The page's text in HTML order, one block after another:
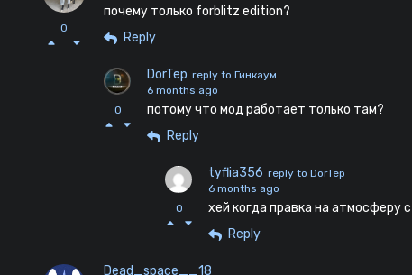
0
почему только forblitz edition?
Reply
0
DorTep reply to Гинкаум
6 months ago
потому что мод работает только там?
Reply
0
tyflia356 reply to DorTep
6 months ago
хей когда правка на атмосферу
Reply
Dead_space__18